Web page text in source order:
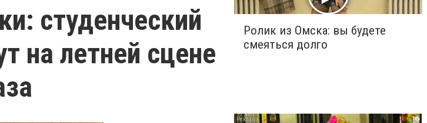
студенческий
на летней сцене
Ролик из Омска: вы будете
смеяться долго
i